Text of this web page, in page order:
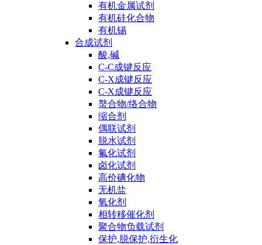
有机金属试剂
有机硅化合物
有机锡
合成试剂
酸,碱
C-C成键反应
C-X成键反应
C-X成键反应
螯合物/络合物
缩合剂
偶联试剂
脱水试剂
氟化试剂
卤化试剂
高价碘化物
无机盐
氧化剂
相转移催化剂
聚合物负载试剂
保护,脱保护,衍生化